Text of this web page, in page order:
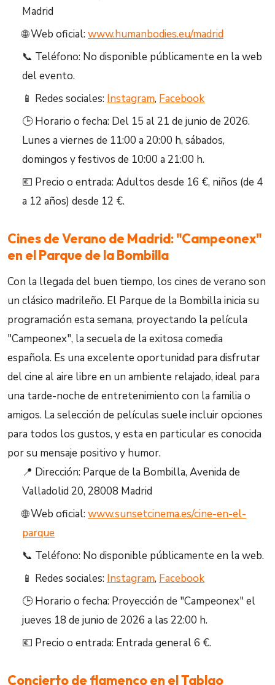
Madrid
🌐 Web oficial:www.humanbodies.eu/madrid
📞 Teléfono: No disponible públicamente en la web
del evento.
📱 Redes sociales: Instagram, Facebook
🕒 Horario o fecha: Del 15 al 21 de junio de 2026.
Lunes a viernes de 11:00 a 20:00 h, sábados,
domingos y festivos de 10:00 a 21:00 h.
💶 Precio o entrada: Adultos desde 16 €, niños (de 4
a 12 años) desde 12 €.
Cines de Verano de Madrid: "Campeonex"
en el Parque de la Bombilla
Con la llegada del buen tiempo, los cines de verano son
un clásico madrileño. El Parque de la Bombilla inicia su
programación esta semana, proyectando la película
"Campeonex", la secuela de la exitosa comedia
española. Es una excelente oportunidad para disfrutar
del cine al aire libre en un ambiente relajado, ideal para
una tarde-noche de entretenimiento con la familia o
amigos. La selección de películas suele incluir opciones
para todos los gustos, y esta en particular es conocida
por su mensaje positivo y humor.
📍 Dirección: Parque de la Bombilla, Avenida de
Valladolid 20, 28008 Madrid
🌐 Web oficial:www.sunsetcinema.es/cine-en-el-
parque
📞 Teléfono: No disponible públicamente en la web.
📱 Redes sociales: Instagram, Facebook
🕒 Horario o fecha: Proyección de "Campeonex" el
jueves 18 de junio de 2026 a las 22:00 h.
💶 Precio o entrada: Entrada general 6 €.
Concierto de flamenco en el Tablao